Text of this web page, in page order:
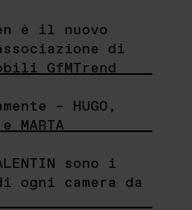
è il nuovo
di
GfMTrend
– HUGO,
MARTA
sono i
ogni camera da